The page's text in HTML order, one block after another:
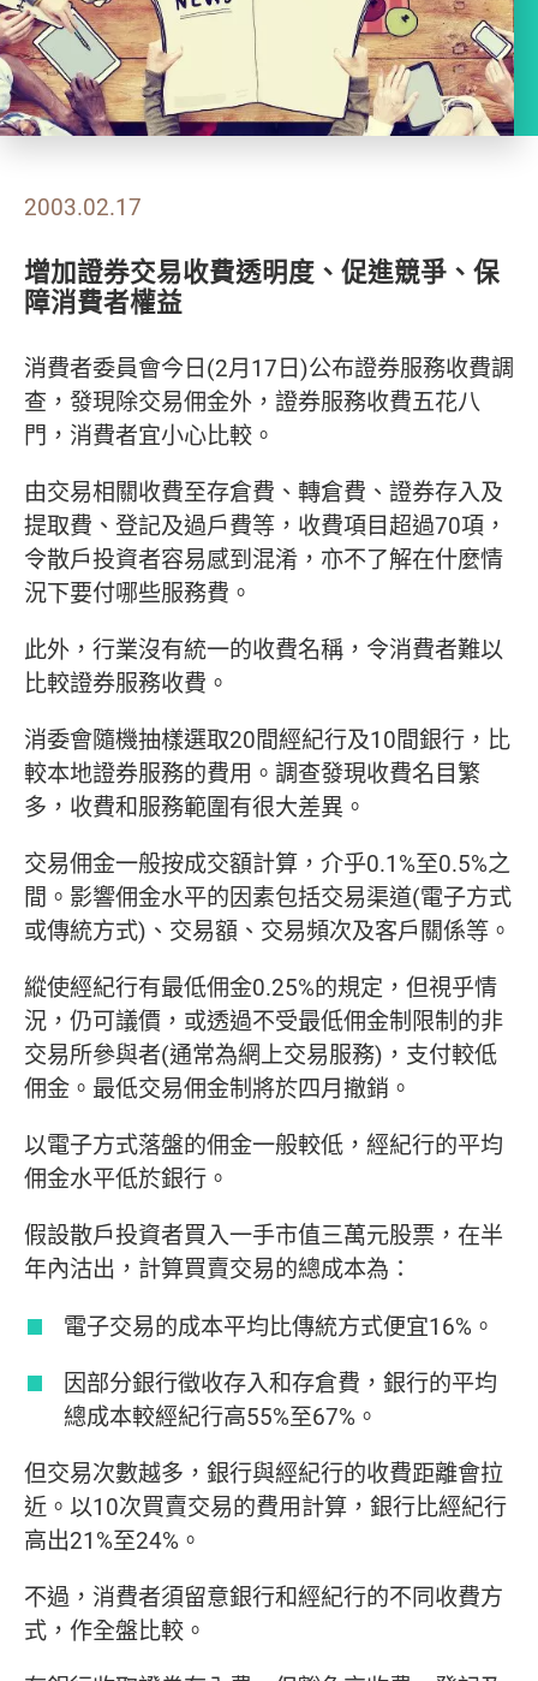
2003.02.17
增加證券交易收費透明度、促進競爭、保
障消費者權益
消費者委員會今日(2月17日)公布證券服務收費調
查，發現除交易佣金外，證券服務收費五花八
門，消費者宜小心比較。
由交易相關收費至存倉費、轉倉費、證券存入及
提取費、登記及過戶費等，收費項目超過70項，
令散戶投資者容易感到混淆，亦不了解在什麼情
況下要付哪些服務費。
此外，行業沒有統一的收費名稱，令消費者難以
比較證券服務收費。
消委會隨機抽樣選取20間經紀行及10間銀行，比
較本地證券服務的費用。調查發現收費名目繁
多，收費和服務範圍有很大差異。
交易佣金一般按成交額計算，介乎0.1%至0.5%之
間。影響佣金水平的因素包括交易渠道(電子方式
或傳統方式)、交易額、交易頻次及客戶關係等。
縱使經紀行有最低佣金0.25%的規定，但視乎情
況，仍可議價，或透過不受最低佣金制限制的非
交易所參與者(通常為網上交易服務)，支付較低
佣金。最低交易佣金制將於四月撤銷。
以電子方式落盤的佣金一般較低，經紀行的平均
佣金水平低於銀行。
假設散戶投資者買入一手市值三萬元股票，在半
年內沽出，計算買賣交易的總成本為：
電子交易的成本平均比傳統方式便宜16%。
因部分銀行徵收存入和存倉費，銀行的平均
總成本較經紀行高55%至67%。
但交易次數越多，銀行與經紀行的收費距離會拉
近。以10次買賣交易的費用計算，銀行比經紀行
高出21%至24%。
不過，消費者須留意銀行和經紀行的不同收費方
式，作全盤比較。